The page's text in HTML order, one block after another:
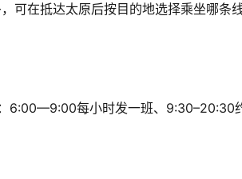
可在抵达太原后按目的地选择乘坐哪条
6:00—9:00每小时发一班、9:30–20:30